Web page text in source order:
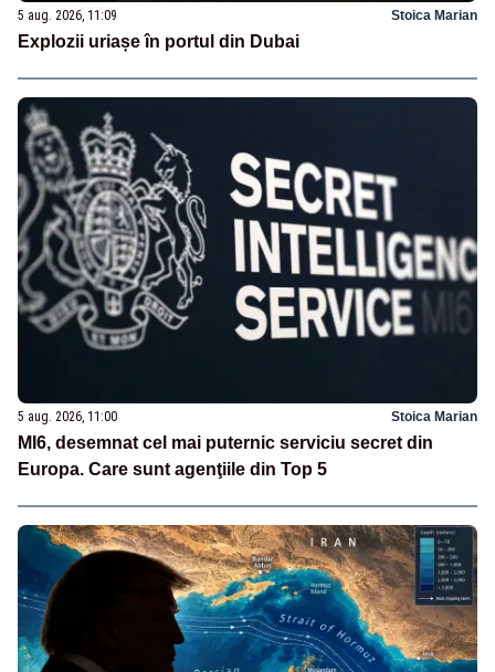
5 aug. 2026, 11:09 Stoica Marian
Explozii uriașe în portul din Dubai
5 aug. 2026, 11:00 Stoica Marian
MI6, desemnat cel mai puternic serviciu secret din
Europa. Care sunt agenţiile din Top 5